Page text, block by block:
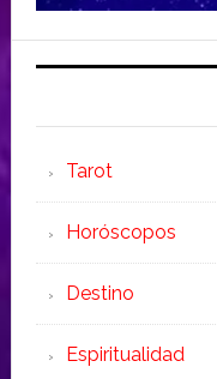
Tarot
Horóscopos
Destino
Espiritualidad